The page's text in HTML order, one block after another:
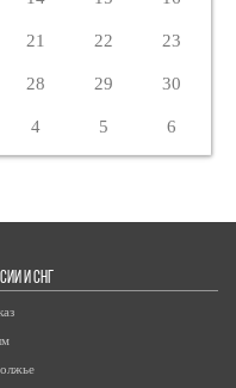
21 22 23
28 29 30
4 5 6
И СНГ